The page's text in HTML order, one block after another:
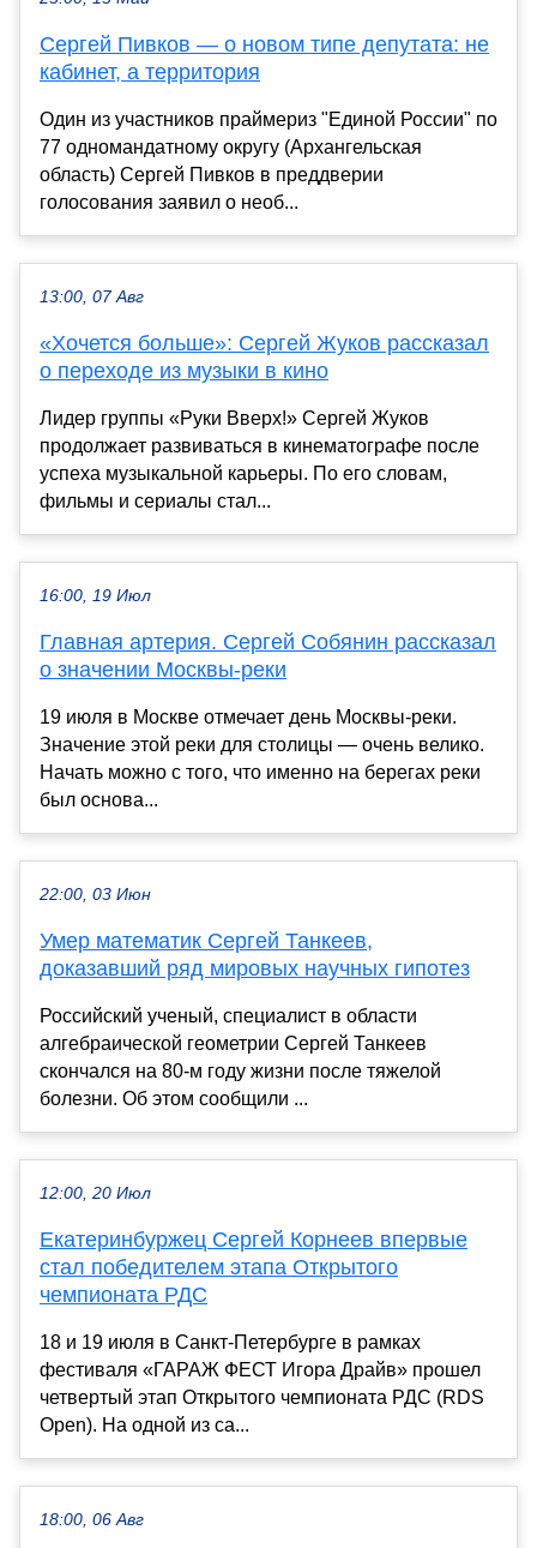
Сергей Пивков — о новом типе депутата: не
кабинет, а территория
Один из участников праймериз "Единой России" по
77 одномандатному округу (Архангельская
область) Сергей Пивков в преддверии
голосования заявил о необ...
13:00, 07 Авг
«Хочется больше»: Сергей Жуков рассказал
о переходе из музыки в кино
Лидер группы «Руки Вверх!» Сергей Жуков
продолжает развиваться в кинематографе после
успеха музыкальной карьеры. По его словам,
фильмы и сериалы стал...
16:00, 19 Июл
Главная артерия. Сергей Собянин рассказал
о значении Москвы-реки
19 июля в Москве отмечает день Москвы-реки.
Значение этой реки для столицы — очень велико.
Начать можно с того, что именно на берегах реки
был основа...
22:00, 03 Июн
Умер математик Сергей Танкеев,
доказавший ряд мировых научных гипотез
Российский ученый, специалист в области
алгебраической геометрии Сергей Танкеев
скончался на 80-м году жизни после тяжелой
болезни. Об этом сообщили ...
12:00, 20 Июл
Екатеринбуржец Сергей Корнеев впервые
стал победителем этапа Открытого
чемпионата РДС
18 и 19 июля в Санкт-Петербурге в рамках
фестиваля «ГАРАЖ ФЕСТ Игора Драйв» прошел
четвертый этап Открытого чемпионата РДС (RDS
Open). На одной из са...
18:00, 06 Авг